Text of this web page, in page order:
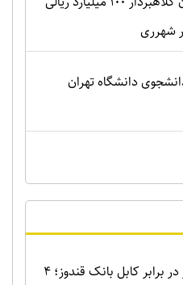
دانشگاه تهران
انفجار مرگبار در برابر کابل بانک قندوز؛ ۴